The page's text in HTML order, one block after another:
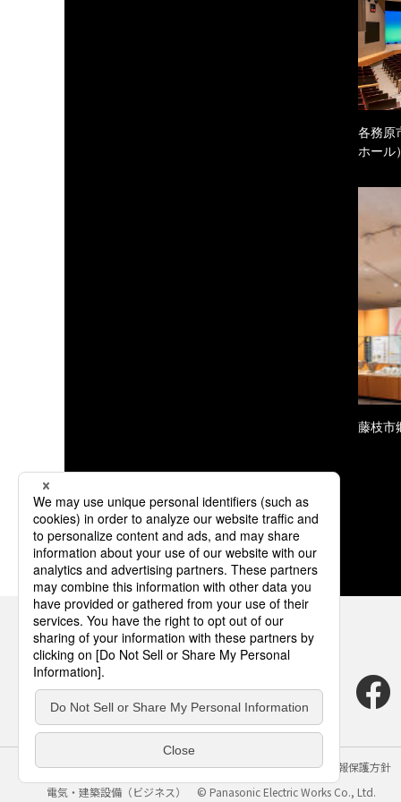
各務原
ホール
藤枝市
サイトのご利用にあたって クッキーポリシー
個人情報保護方針
電気・建築設備（ビジネス）
© Panasonic Electric Works Co., Ltd.